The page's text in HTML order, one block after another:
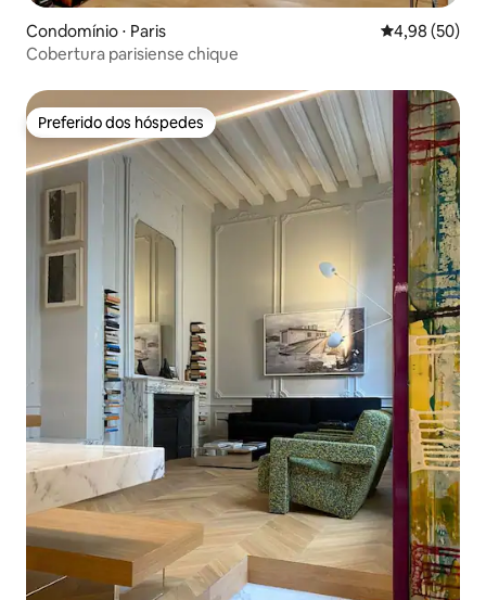
Condomínio ⋅ Paris 4,98 de uma
4,98 (50)
Cobertura parisiense chique
Preferido dos hóspedes
Preferido dos hóspedes